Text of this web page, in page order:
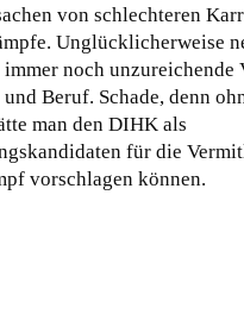
von schlechteren
Unglücklicherweise
noch unzureichende
Beruf. Schade, denn
man den DIHK als
für die
vorschlagen können.